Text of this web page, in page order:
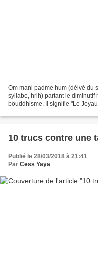
Om mani padme hum (déivé du
syllabe, hrih) partant le diminutif
bouddhisme. Il signifie "Le
10 trucs contre une
Publié le 28/03/2018 à 21:41
Par Cess Yaya